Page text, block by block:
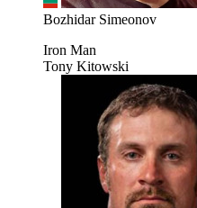
Bozhidar Simeonov
Iron Man
Tony Kitowski